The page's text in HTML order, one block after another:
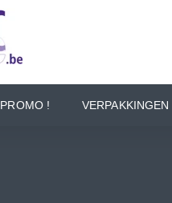
PROMO ! VERPAKKINGEN